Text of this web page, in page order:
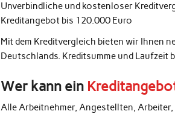
Unverbindliche und kostenloser
Kreditangebot bis 120.000 Euro
Mit dem Kreditvergleich bieten wir Ihnen
Deutschlands. Kreditsumme und
Wer kann ein
Alle Arbeitnehmer, Angestellten,